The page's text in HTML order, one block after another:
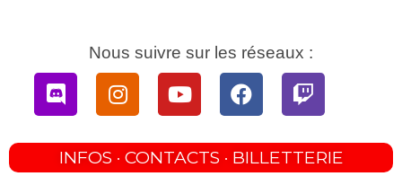
Nous suivre sur les réseaux :
DiscordInstagramYoutubeFacebookTwitch
INFOS · CONTACTS · BILLETTERIE